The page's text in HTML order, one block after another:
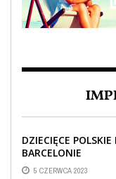
DZIECIĘCE
BARCELONIE
5 CZERWCA 2023